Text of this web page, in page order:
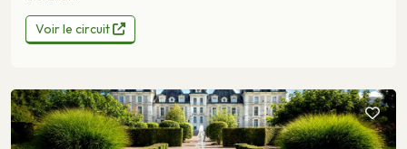
Voir le circuit